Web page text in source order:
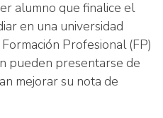
alumno que finalice el
en una universidad
Profesional (FP)
pueden presentarse de
mejorar su nota de